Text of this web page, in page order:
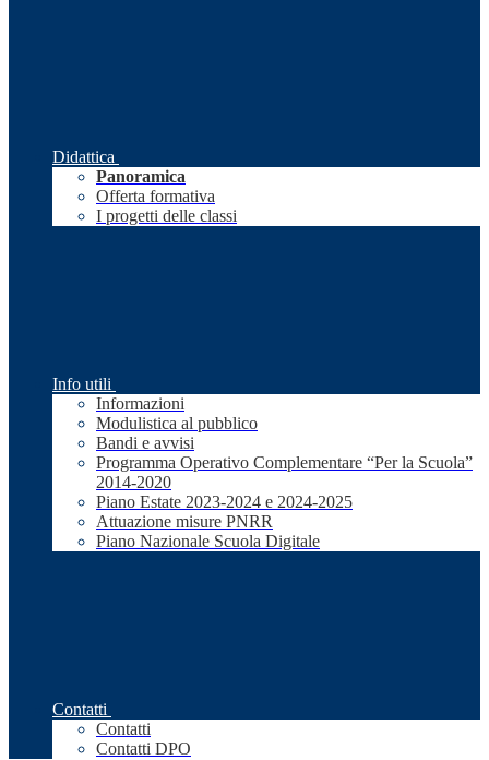
Didattica
Panoramica
Offerta formativa
I progetti delle classi
Info utili
Informazioni
Modulistica al pubblico
Bandi e avvisi
Programma Operativo Complementare “Per la Scuola”
2014-2020
Piano Estate 2023-2024 e 2024-2025
Attuazione misure PNRR
Piano Nazionale Scuola Digitale
Contatti
Contatti
Contatti DPO